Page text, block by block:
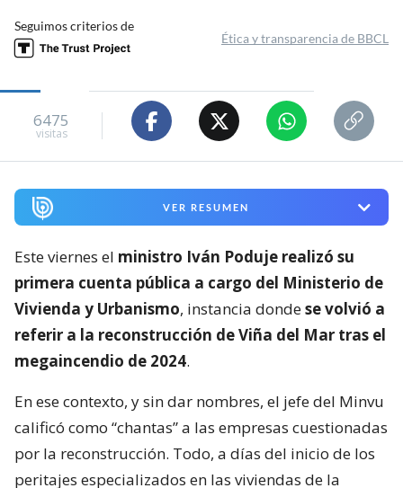
Seguimos criterios de
Ética y transparencia de BBCL
6475
visitas
VER RESUMEN
Este viernes el ministro Iván Poduje realizó su
primera cuenta pública a cargo del Ministerio de
Vivienda y Urbanismo, instancia dondese volvió a
referir a la reconstrucción de Viña del Mar tras el
megaincendio de 2024.
En ese contexto, y sin dar nombres, el jefe del Minvu
calificó como “chantas” a las empresas cuestionadas
por la reconstrucción. Todo, a días del inicio de los
peritajes especializados en las viviendas de la